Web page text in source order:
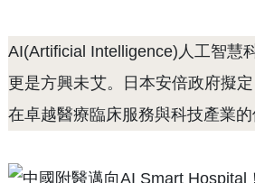
AI(Artificial Intelligence)人工智慧
更是方興未艾。日本安倍政府擬
在卓越醫療臨床服務與科技產業